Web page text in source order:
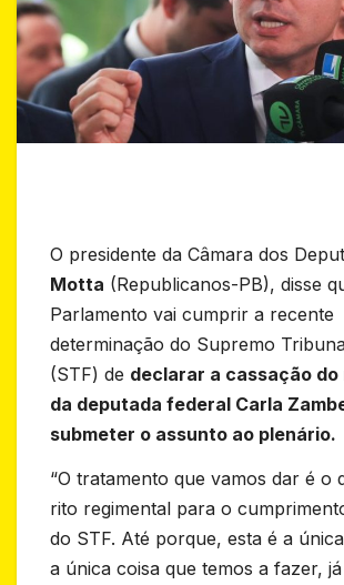
O presidente da Câmara dos
Motta (Republicanos-PB), disse
Parlamento vai cumprir a recente
determinação do Supremo
(STF) de declarar a cassação do
da deputada federal Carla
submeter o assunto ao plenário.
“O tratamento que vamos dar é o
rito regimental para o
do STF. Até porque, esta é a
a única coisa que temos a fazer,